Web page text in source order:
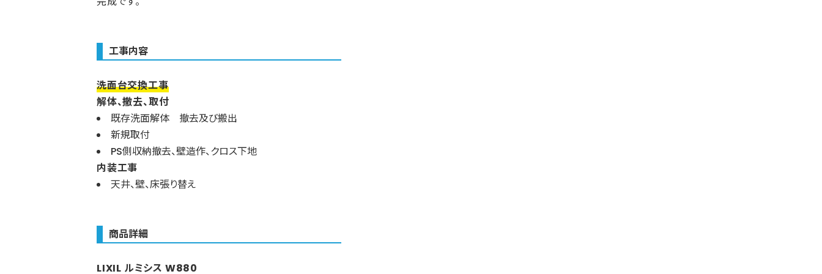
工事内容
洗面台交換工事
解体、撤去、取付
既存洗面解体 撤去及び搬出
新規取付
PS側収納撤去、壁造作、クロス下地
内装工事
天井、壁、床張り替え
商品詳細
LIXIL ルミシス W880